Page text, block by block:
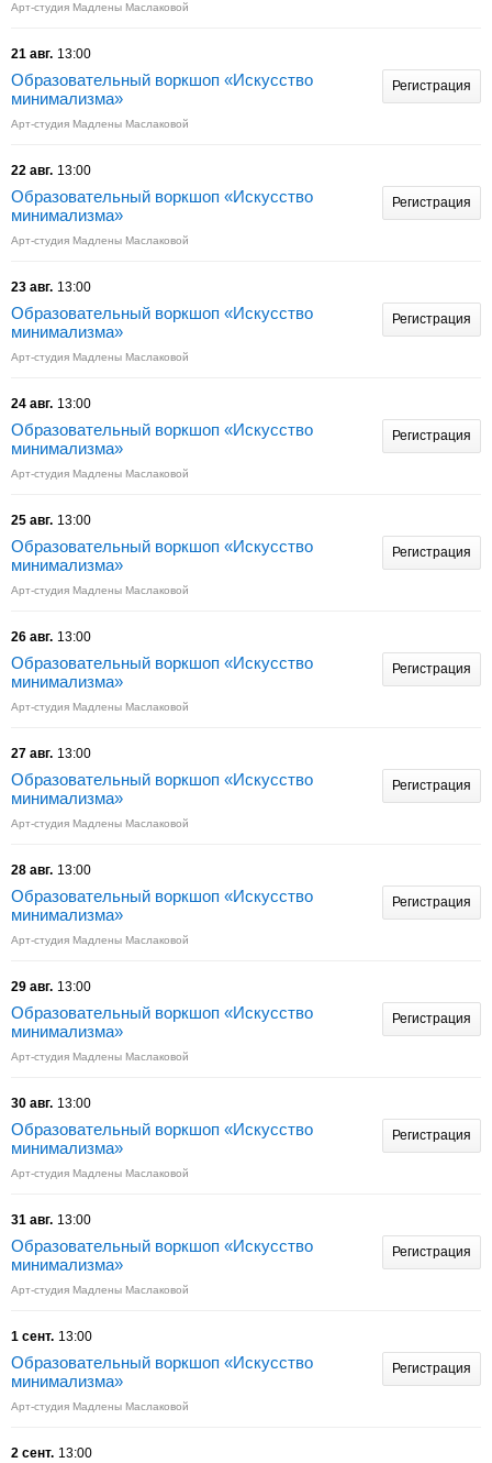
Арт-студия Мадлены Маслаковой
21 авг. 13:00
Образовательный воркшоп «Искусство
минимализма»
Арт-студия Мадлены Маслаковой
Регистрация
22 авг. 13:00
Образовательный воркшоп «Искусство
минимализма»
Арт-студия Мадлены Маслаковой
Регистрация
23 авг. 13:00
Образовательный воркшоп «Искусство
минимализма»
Арт-студия Мадлены Маслаковой
Регистрация
24 авг. 13:00
Образовательный воркшоп «Искусство
минимализма»
Арт-студия Мадлены Маслаковой
Регистрация
25 авг. 13:00
Образовательный воркшоп «Искусство
минимализма»
Арт-студия Мадлены Маслаковой
Регистрация
26 авг. 13:00
Образовательный воркшоп «Искусство
минимализма»
Арт-студия Мадлены Маслаковой
Регистрация
27 авг. 13:00
Образовательный воркшоп «Искусство
минимализма»
Арт-студия Мадлены Маслаковой
Регистрация
28 авг. 13:00
Образовательный воркшоп «Искусство
минимализма»
Арт-студия Мадлены Маслаковой
Регистрация
29 авг. 13:00
Образовательный воркшоп «Искусство
минимализма»
Арт-студия Мадлены Маслаковой
Регистрация
30 авг. 13:00
Образовательный воркшоп «Искусство
минимализма»
Арт-студия Мадлены Маслаковой
Регистрация
31 авг. 13:00
Образовательный воркшоп «Искусство
минимализма»
Арт-студия Мадлены Маслаковой
Регистрация
1 сент. 13:00
Образовательный воркшоп «Искусство
минимализма»
Арт-студия Мадлены Маслаковой
Регистрация
2 сент. 13:00